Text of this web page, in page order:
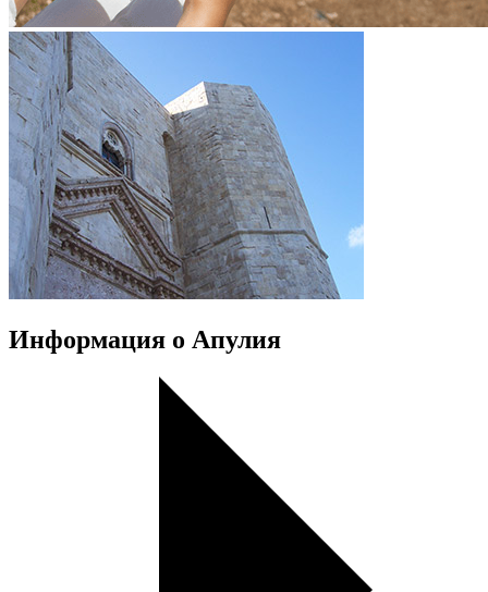
Информация о Апулия